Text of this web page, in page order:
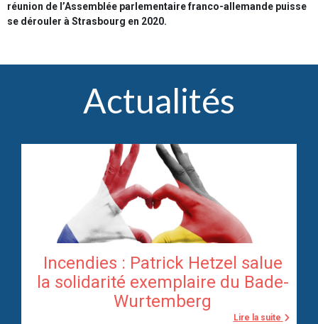
réunion de l’Assemblée parlementaire franco-allemande puisse
se dérouler à Strasbourg en 2020.
Actualités
Incendies : Patrick Hetzel salue
la solidarité exemplaire du Bade-
Wurtemberg
Lire la suite